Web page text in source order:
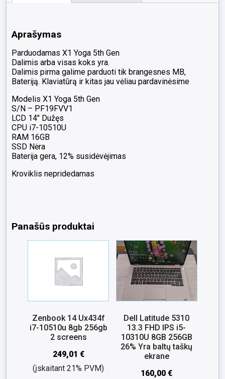
Aprašymas
Parduodamas X1 Yoga 5th Gen
Dalimis arba visas koks yra.
Dalimis pirma galime parduoti tik brangesnes MB,
Bateriją. Klaviatūrą ir kitas jau vėliau pardavinėsime
Modelis X1 Yoga 5th Gen
S/N – PF19FVV1
LCD 14″ Dužęs
CPU i7-10510U
RAM 16GB
SSD Nėra
Baterija gera, 12% susidėvėjimas
Kroviklis nepridedamas
Panašūs produktai
Zenbook 14 Ux434f
i7-10510u 8gb 256gb
2 screens
249,01 €
(įskaitant 21% PVM)
Dell Latitude 5310
13.3 FHD IPS i5-
10310U 8GB 256GB
26% Yra baltų taškų
ekrane
160,00€